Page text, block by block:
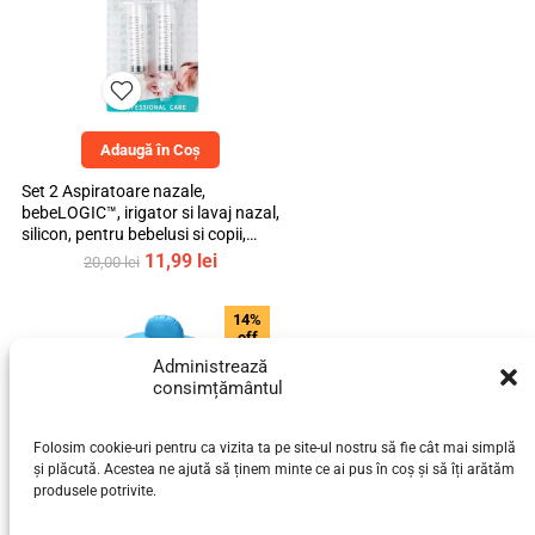
Administrează
consimțământul
Folosim cookie-uri pentru ca vizita ta pe site-ul nostru să fie cât mai simplă
și plăcută. Acestea ne ajută să ținem minte ce ai pus în coș și să îți arătăm
produsele potrivite.
Adaugă în Coș
Set 2 Aspiratoare nazale,
bebeLOGIC™, irigator si lavaj nazal,
silicon, pentru bebelusi si copii,
transparent, 10ml
20,00lei Prețul
fost:
11,99 leiPrețul
este:
11,99 lei.
14%
off